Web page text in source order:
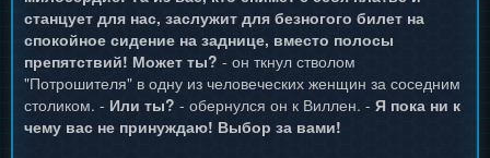
станцует для нас, заслужит для безногого билет на
спокойное сидение на заднице, вместо полосы
препятствий! Может ты? - он ткнул стволом
"Потрошителя" в одну из человеческих женщин за соседним
столиком. - Или ты? - обернулся он к Виллен. - Я пока ни к
чему вас не принуждаю! Выбор за вами!